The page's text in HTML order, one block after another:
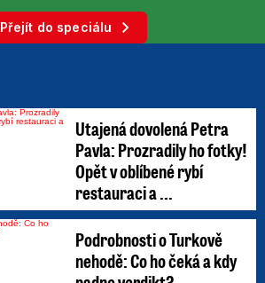
Přejít do speciálu
Utajená dovolená Petra
Pavla: Prozradily ho fotky!
Opět v oblíbené rybí
restauraci a ...
Podrobnosti o Turkově
nehodě: Co ho čeká a kdy